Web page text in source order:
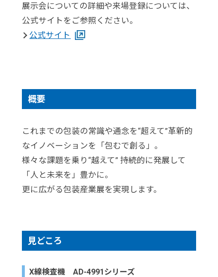
展示会についての詳細や来場登録については、
公式サイトをご参照ください。
公式サイト
概要
これまでの包装の常識や通念を“超えて”革新的
なイノベーションを「包むで創る」。
様々な課題を乗り“越えて” 持続的に発展して
「人と未来を」豊かに。
更に広がる包装産業展を実現します。
見どころ
X線検査機 AD-4991シリーズ